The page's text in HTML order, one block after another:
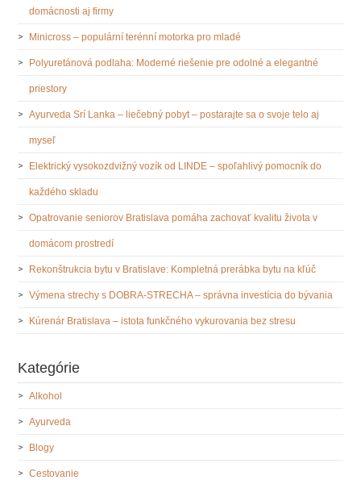
domácnosti aj firmy
Minicross – populární terénní motorka pro mladé
Polyuretánová podlaha: Moderné riešenie pre odolné a elegantné
priestory
Ayurveda Srí Lanka – liečebný pobyt – postarajte sa o svoje telo aj
myseľ
Elektrický vysokozdvižný vozík od LINDE – spoľahlivý pomocník do
každého skladu
Opatrovanie seniorov Bratislava pomáha zachovať kvalitu života v
domácom prostredí
Rekonštrukcia bytu v Bratislave: Kompletná prerábka bytu na kľúč
Výmena strechy s DOBRA-STRECHA – správna investícia do bývania
Kúrenár Bratislava – istota funkčného vykurovania bez stresu
Kategórie
Alkohol
Ayurveda
Blogy
Cestovanie